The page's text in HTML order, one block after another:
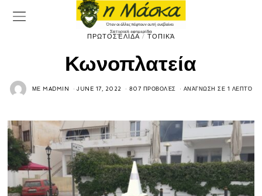
ΠΡΩΤΟΣΈΛΙΔΑ / ΤΟΠΙΚΆ
Κωνοπλατεία
ΜΕMADMIN JUNE 17, 2022 807 ΠΡΟΒΟΛΈΣ ΑΝΆΓΝΩΣΗ ΣΕ 1 ΛΕΠΤΌ